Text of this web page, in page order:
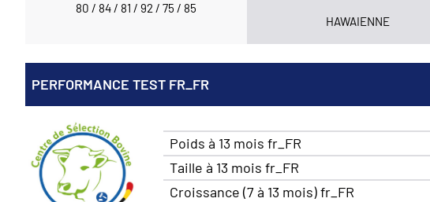
80 / 84 / 81 / 92 / 75 / 85
HAWAIENNE
PERFORMANCE TEST FR_FR
Poids à 13 mois fr_FR
Taille à 13 mois fr_FR
Croissance (7 à 13 mois) fr_FR